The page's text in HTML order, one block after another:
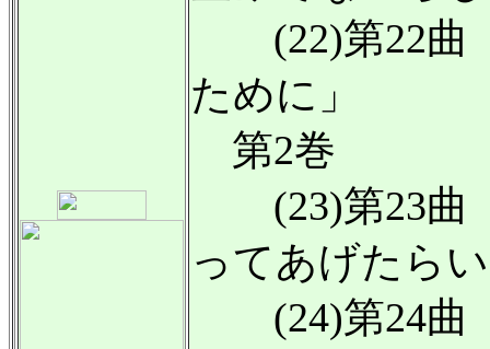
(22)第22曲
ために」
第2巻
(23)第23曲
ってあげたら
(24)第24曲